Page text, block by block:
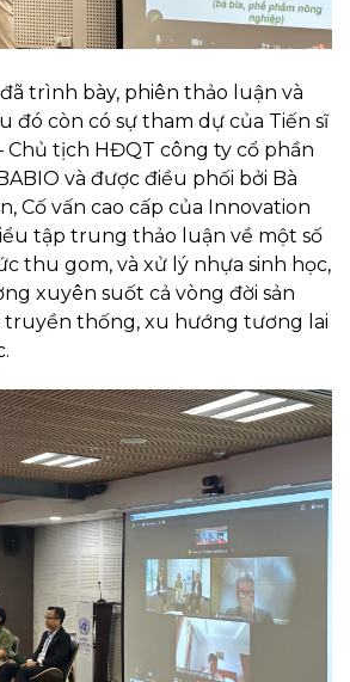
trình bày, phiên thảo luận và
đó còn có sự tham dự của Tiến sĩ
Chủ tịch HĐQT công ty cổ phần
và được điều phối bởi Bà
Cố vấn cao cấp của Innovation
tập trung thảo luận về một số
thu gom, và xử lý nhựa sinh học,
xuyên suốt cả vòng đời sản
truyền thống, xu hướng tương lai